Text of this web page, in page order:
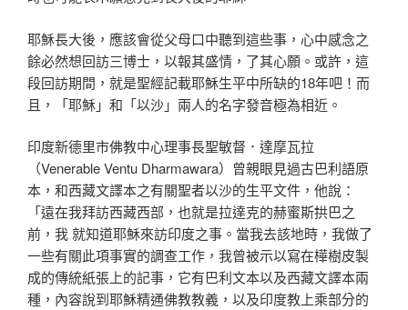
耶穌長大後，應該會從父母口中聽到這些事，心中感念之
餘必然想回訪三博士，以報其盛情，了其心願。或許，這
段回訪期間，就是聖經記載耶穌生平中所缺的18年吧！而
且，「耶穌」和「以沙」兩人的名字發音極為相近。
印度新德里市佛教中心理事長聖敏督．達摩瓦拉
（Venerable Ventu Dharmawara）曾親眼見過古巴利語原
本，和西藏文譯本之有關聖者以沙的生平文件，他說：
「遠在我拜訪西藏西部，也就是拉達克的赫蜜斯拱巴之
前，我 就知道耶穌來訪印度之事。當我去該地時，我做了
一些有關此項事實的調查工作，我曾被示以寫在樺樹皮製
成的傳統紙張上的記事，它有巴利文本以及西藏文譯本兩
種，內容說到耶穌精通佛教教義，以及印度教上乘部分的